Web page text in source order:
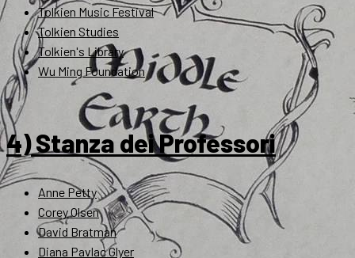
Tolkien Music Festival
Tolkien Studies
Tolkien's Library
Wu Ming Foundation
4) Stanza dei Professori
Anne Petty
Corey Olsen
David Bratman
Diana Pavlac Glyer